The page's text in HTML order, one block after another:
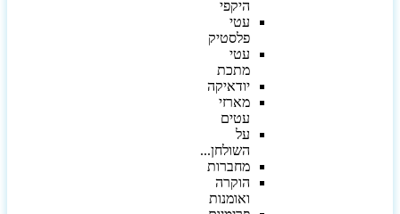
היקפי
עטי
פלסטיק
עטי
מתכת
יודאיקה
מארזי
עטים
על
השולחן...
מחברות
הוקרה
ואומנות